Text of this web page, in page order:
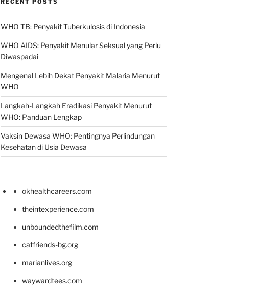
RECENT POSTS
WHO TB: Penyakit Tuberkulosis di Indonesia
WHO AIDS: Penyakit Menular Seksual yang Perlu
Diwaspadai
Mengenal Lebih Dekat Penyakit Malaria Menurut
WHO
Langkah-Langkah Eradikasi Penyakit Menurut
WHO: Panduan Lengkap
Vaksin Dewasa WHO: Pentingnya Perlindungan
Kesehatan di Usia Dewasa
okhealthcareers.com
theintexperience.com
unboundedthefilm.com
catfriends-bg.org
marianlives.org
waywardtees.com